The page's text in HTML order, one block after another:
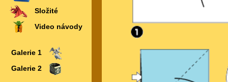
Složité
Video návody
Galerie 1
Galerie 2